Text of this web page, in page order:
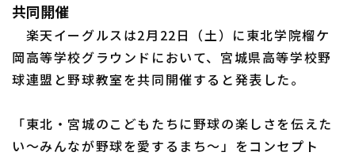
共同開催
楽天イーグルスは2月22日（土）に東北学院榴ケ
岡高等学校グラウンドにおいて、宮城県高等学校野
球連盟と野球教室を共同開催すると発表した。
「東北・宮城のこどもたちに野球の楽しさを伝えた
い～みんなが野球を愛するまち～」をコンセプト